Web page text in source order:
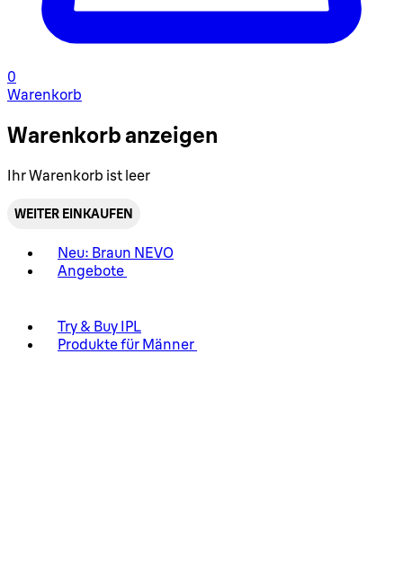
0
Warenkorb
Warenkorb anzeigen
Ihr Warenkorb ist leer
WEITER EINKAUFEN
Neu: Braun NEVO
Angebote
Try & Buy IPL
Produkte für Männer